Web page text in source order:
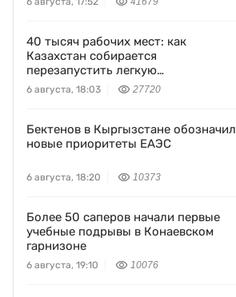
40 тысяч рабочих мест: как
Казахстан собирается
перезапустить легкую
промышленность
6 августа, 18:03 27720
Бектенов в Кыргызстане обозначил
новые приоритеты ЕАЭС
6 августа, 18:20 10373
Более 50 саперов начали первые
учебные подрывы в Конаевском
гарнизоне
6 августа, 19:10 10076